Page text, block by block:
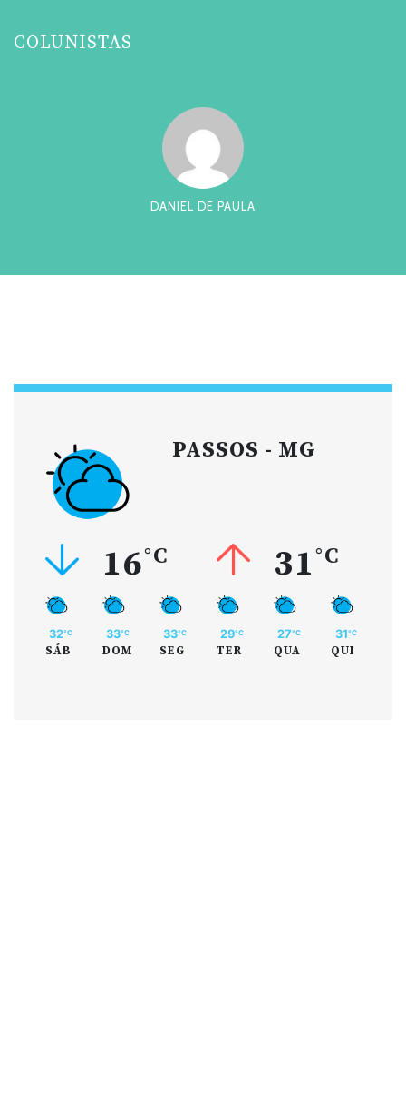
COLUNISTAS
DANIEL DE PAULA
PASSOS - MG
16°C 31°C
32°C
SÁB
33°C
DOM
33°C
SEG
29°C
TER
27°C
QUA
31°C
QUI